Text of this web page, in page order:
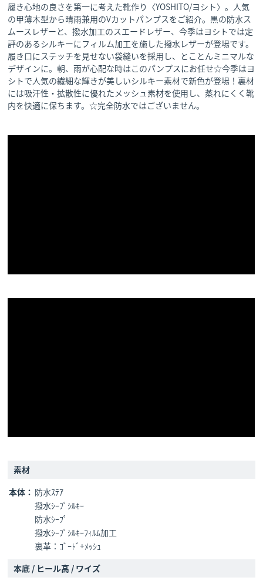
履き心地の良さを第一に考えた靴作り〈YOSHITO/ヨシト〉。人気
の甲薄木型から晴雨兼用のVカットパンプスをご紹介。黒の防水ス
ムースレザーと、撥水加工のスエードレザー、今季はヨシトでは定
評のあるシルキーにフィルム加工を施した撥水レザーが登場です。
履き口にステッチを見せない袋縫いを採用し、とことんミニマルな
デザインに。朝、雨が心配な時はこのパンプスにお任せ☆今季はヨ
シトで人気の繊細な輝きが美しいシルキー素材で新色が登場！裏材
には吸汗性・拡散性に優れたメッシュ素材を使用し、蒸れにくく靴
内を快適に保ちます。☆完全防水ではございません。
素材
本体： 防水ｽﾃｱ
撥水ｼｰﾌﾟｼﾙｷｰ
防水ｼｰﾌﾟ
撥水ｼｰﾌﾟｼﾙｷｰﾌｨﾙﾑ加工
裏革：ｺﾞｰﾄﾞ+ﾒｯｼｭ
本底 / ヒール高 / ワイズ